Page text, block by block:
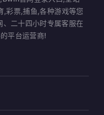
彩票,捕鱼,各种游戏等您
二十四小时专属客服在
平台运营商!